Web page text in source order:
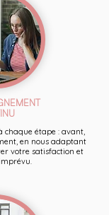
chaque étape : avant,
en nous adaptant
votre satisfaction et